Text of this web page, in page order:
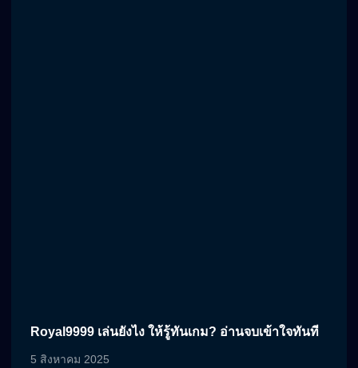
Royal9999 เล่นยังไง ให้รู้ทันเกม? อ่านจบเข้าใจทันที
5 สิงหาคม 2025